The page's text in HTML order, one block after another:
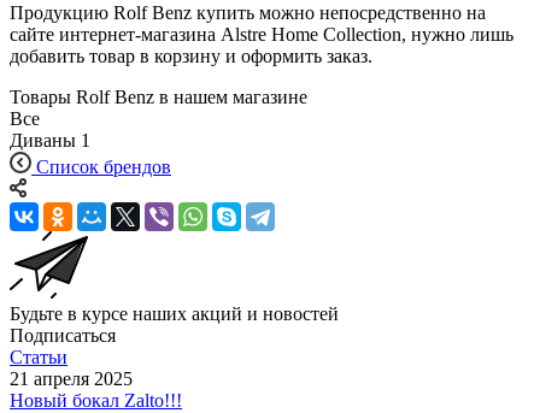
Продукцию Rolf Benz купить можно непосредственно на
сайте интернет-магазина Alstre Home Collection, нужно лишь
добавить товар в корзину и оформить заказ.
Товары Rolf Benz в нашем магазине
Все
Диваны 1
Список брендов
Будьте в курсе наших акций и новостей
Подписаться
Статьи
21 апреля 2025
Новый бокал Zalto!!!